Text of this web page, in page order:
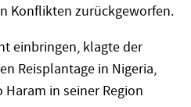
Konflikten zurückgeworfen.
einbringen, klagte der
Reisplantage in Nigeria,
in seiner Region